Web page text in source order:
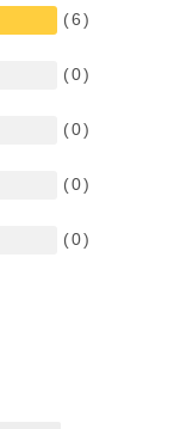
(6)
(0)
(0)
(0)
(0)